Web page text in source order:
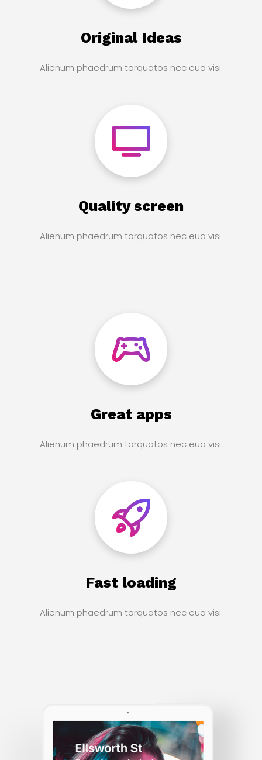
Original Ideas
Alienum phaedrum torquatos nec eua visi.
Quality screen
Alienum phaedrum torquatos nec eua visi.
Great apps
Alienum phaedrum torquatos nec eua visi.
Fast loading
Alienum phaedrum torquatos nec eua visi.